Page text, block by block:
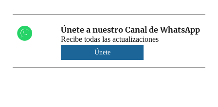
Únete a nuestro Canal de WhatsApp
Recibe todas las actualizaciones
Únete